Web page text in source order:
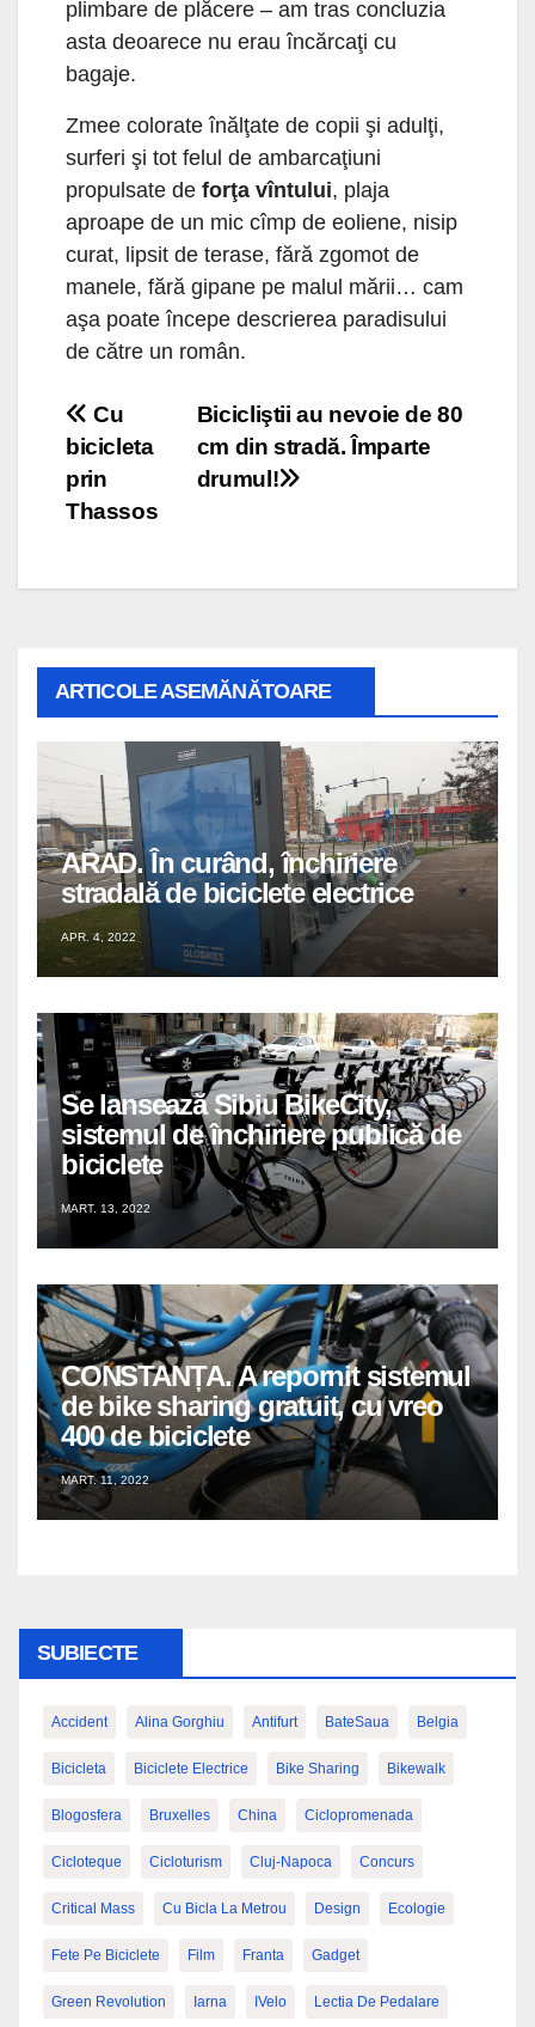
plimbare de plăcere – am tras concluzia
asta deoarece nu erau încărcaţi cu
bagaje.
Zmee colorate înălţate de copii şi adulţi,
surferi şi tot felul de ambarcaţiuni
propulsate de forţa vîntului, plaja
aproape de un mic cîmp de eoliene, nisip
curat, lipsit de terase, fără zgomot de
manele, fără gipane pe malul mării… cam
aşa poate începe descrierea paradisului
de către un român.
Navigare
în
articole
Bicicliştii au nevoie de 80
cm din stradă. Împarte
drumul!
Cu
bicicleta
prin
Thassos
ARTICOLE ASEMĂNĂTOARE
ARAD. În curând, închiriere
stradală de biciclete electrice
APR. 4, 2022
Se lansează Sibiu BikeCity,
sistemul de închiriere publică de
biciclete
MART. 13, 2022
CONSTANȚA. A repornit sistemul
de bike sharing gratuit, cu vreo
400 de biciclete
MART. 11, 2022
SUBIECTE
Accident Alina Gorghiu Antifurt BateSaua Belgia
Bicicleta Biciclete Electrice Bike Sharing Bikewalk
Blogosfera Bruxelles China Ciclopromenada
Cicloteque Cicloturism Cluj-Napoca Concurs
Critical Mass Cu Bicla La Metrou Design Ecologie
Fete Pe Biciclete Film Franta Gadget
Green Revolution Iarna IVelo Lectia De Pedalare